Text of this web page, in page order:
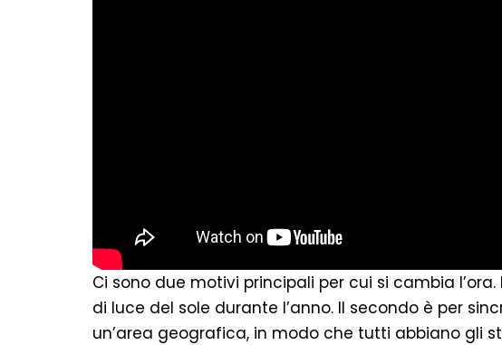
Ci sono due motivi principali per cui si cambia
di luce del sole durante l’anno. Il secondo è per
un’area geografica, in modo che tutti abbiano gli